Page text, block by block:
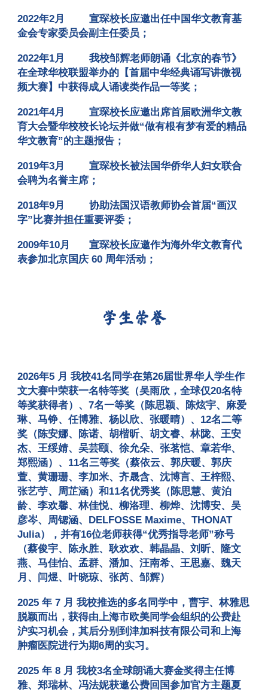
2022年2月
宣琛校长应邀出任中国华文教育基
金会专家委员会副主任委员 ；
2022年1月
我校邹辉老师朗诵《北京的春节》
在全球华校联盟举办的【首届中华经典诵写讲微视
频大赛】中获得成人诵读类作品一等奖 ；
2021年4月
宣琛校长应邀出席首届欧洲华文教
育大会暨华校校长论坛并做“做有根有梦有爱的精品
华文教育”的主题报告 ；
2019年3月
宣琛校长被法国华侨华人妇女联合
会聘为名誉主席 ；
2018年9月
协助法国汉语教师协会首届“画汉
字”比赛并担任重要评委 ；
2009年10月
宣琛校长应邀作为海外华文教育代
表参加北京国庆 60 周年活动 ；
学生荣誉
2026年5 月 我校41名同学在第26届世界华人学生作
文大赛中荣获一名特等奖（吴雨欣，全球仅20名特
等奖获得者）、7名一等奖（陈思颖、陈炫宇、麻爱
琳、马铮、任博雅、杨以欣、张暖晴）、12名二等
奖（陈安娜、陈诺、胡楷昕、胡文睿、林陇、王安
杰、王绥婧、吴芸颐、徐允朵、张茗恺、章若华、
郑熙涵）、11名三等奖（蔡依云、郭庆暖、郭庆
萱、黄珊珊、李加米、齐晟含、沈博言、王梓熙、
张艺苧、周芷涵）和11名优秀奖（陈思慧、黄泊
龄、李欢馨、林佳悦、柳洛理、柳烨、沈博安、吴
彦岑、周锶涵、DELFOSSE Maxime、THONAT
Julia），并有16位老师获得“优秀指导老师”称号
（蔡俊宇、陈永胜、耿欢欢、韩晶晶、刘昕、隆文
燕、马佳怡、孟群、潘加、汪南希、王思嘉、魏天
月、闫煜、叶晓琼、张芮、邹辉）
2025 年 7 月 我校推选的多名同学中，曹宇、林雅思
脱颖而出，获得由上海市欧美同学会组织的公费赴
沪实习机会，其后分别到津加科技有限公司和上海
肿瘤医院进行为期6周的实习。
2025 年 8 月 我校3名全球朗诵大赛金奖得主任博
雅、郑瑞林、冯法妮获邀公费回国参加官方主题夏